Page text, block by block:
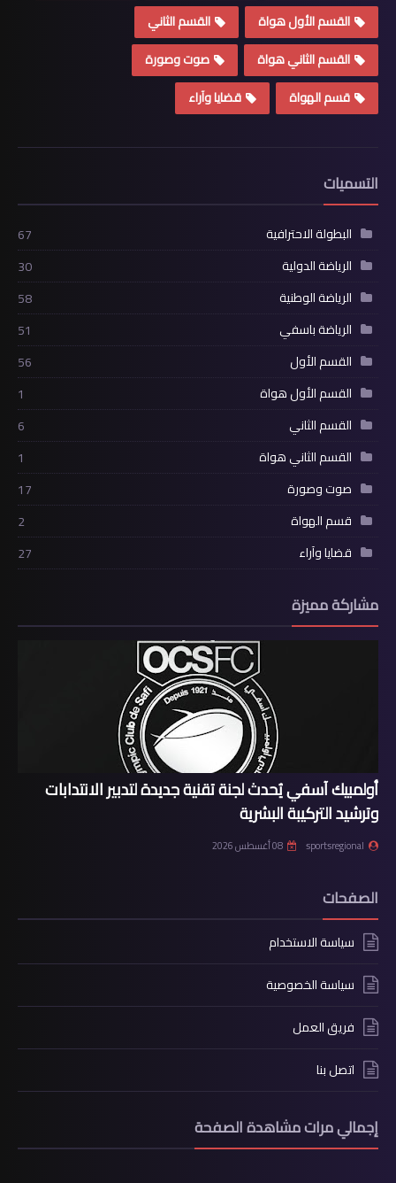
القسم الأول هواة
القسم الثاني
القسم الثاني هواة
صوت وصورة
قسم الهواة
قضايا وآراء
التسميات
البطولة الاحترافية
67
الرياضة الدولية
30
الرياضة الوطنية
58
الرياضة باسفي
51
القسم الأول
56
القسم الأول هواة
1
القسم الثاني
6
القسم الثاني هواة
1
صوت وصورة
17
قسم الهواة
2
قضايا وآراء
27
مشاركة مميزة
أولمبيك آسفي يُحدث لجنة تقنية جديدة لتدبير الانتدابات
وترشيد التركيبة البشرية
sportsregional 08 أغسطس 2026
الصفحات
سياسة الاستخدام
سياسة الخصوصية
فريق العمل
اتصل بنا
إجمالي مرات مشاهدة الصفحة